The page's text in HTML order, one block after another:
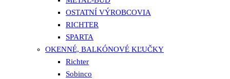
OSTATNÍ VÝROBCOVIA
RICHTER
SPARTA
OKENNÉ, BALKÓNOVÉ KĽUČKY
Richter
Sobinco